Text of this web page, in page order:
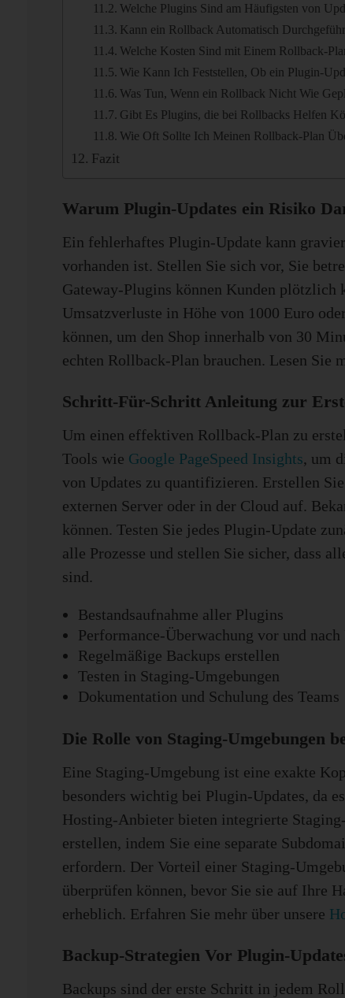
Welche Plugins Sind am Häufigsten von
Kann ein Rollback Automatisch
Welche Kosten Sind mit Einem Rollback-
Wie Kann Ich Feststellen, Ob ein Plugin-
Was Tun, Wenn ein Rollback Nicht Wie
Gibt Es Plugins, die bei Rollbacks Helfen
Wie Oft Sollte Ich Meinen Rollback-Plan
Fazit
Warum Plugin-Updates ein Risiko
Ein fehlerhaftes Plugin-Update kann
vorhanden ist. Stellen Sie sich vor, Sie
Gateway-Plugins können Kunden plötzlich
Umsatzverluste in Höhe von 1000 Euro
können, um den Shop innerhalb von 30
echten Rollback-Plan brauchen. Lesen Sie
Schritt-Für-Schritt Anleitung zur
Um einen effektiven Rollback-Plan zu
Tools wie Google PageSpeed Insights, um
von Updates zu quantifizieren. Erstellen
externen Server oder in der Cloud auf.
können. Testen Sie jedes Plugin-Update
alle Prozesse und stellen Sie sicher, dass
sind.
Bestandsaufnahme aller Plugins
Performance-Überwachung vor und nach
Regelmäßige Backups erstellen
Testen in Staging-Umgebungen
Dokumentation und Schulung des Teams
Die Rolle von Staging-Umgebungen
Eine Staging-Umgebung ist eine exakte
besonders wichtig bei Plugin-Updates, da
Hosting-Anbieter bieten integrierte
erstellen, indem Sie eine separate
erfordern. Der Vorteil einer Staging-
überprüfen können, bevor Sie sie auf Ihre
erheblich. Erfahren Sie mehr über unsere
Backup-Strategien Vor Plugin-
Backups sind der erste Schritt in jedem